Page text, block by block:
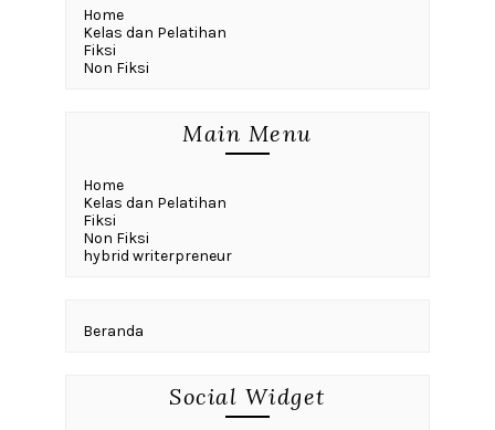
Home
Kelas dan Pelatihan
Fiksi
Non Fiksi
Main Menu
Home
Kelas dan Pelatihan
Fiksi
Non Fiksi
hybrid writerpreneur
Beranda
Social Widget